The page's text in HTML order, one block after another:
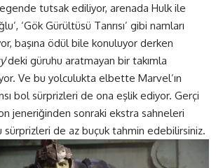
tutsak ediliyor, arenada Hulk ile
‘Gök Gürültüsü Tanrısı’ gibi namları
başına ödül bile konuluyor derken
’deki güruhu aratmayan bir takımla
Ve bu yolculukta elbette Marvel’ın
bol sürprizleri de ona eşlik ediyor. Gerçi
jeneriğinden sonraki ekstra sahneleri
sürprizleri de az buçuk tahmin edebilirsiniz.